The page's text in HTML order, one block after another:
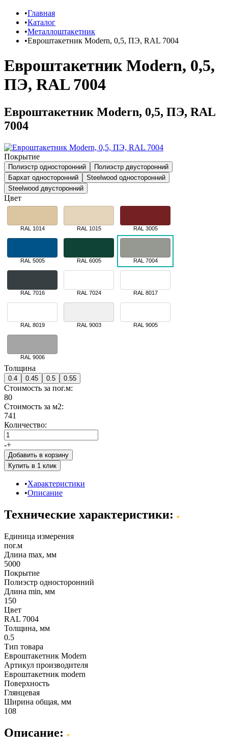
Главная
Каталог
Металлоштакетник
Евроштакетник Modern, 0,5, ПЭ, RAL 7004
Евроштакетник Modern, 0,5,
ПЭ, RAL 7004
Евроштакетник Modern, 0,5, ПЭ, RAL
7004
Покрытие
Полиэстр односторонний
Полиэстр двусторонний
Бархат односторонний
Steelwood односторонний
Steelwood двусторонний
Цвет
RAL 1014 RAL 1015 RAL 3005
RAL 5005 RAL 6005 RAL 7004
RAL 7016 RAL 7024 RAL 8017
RAL 8019 RAL 9003 RAL 9005
RAL 9006
Толщина
0.4 0.45 0.5 0.55
Стоимость за пог.м:
80
Стоимость за м2:
741
Количество:
-+
Добавить в корзину
Характеристики
Описание
Технические характеристики:
Единица измерения
пог.м
Длина max, мм
5000
Покрытие
Полиэстр односторонний
Длина min, мм
150
Цвет
RAL 7004
Толщина, мм
0.5
Тип товара
Евроштакетник Modern
Артикул производителя
Евроштакетник modern
Поверхность
Глянцевая
Ширина общая, мм
108
Описание: